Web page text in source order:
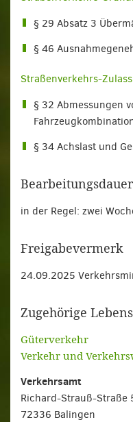
§ 29 Absatz 3
§ 46
Straßenverkehrs-
§ 32 Abmessungen
§ 34 Achslast und
Bearbeitungsdauer
in der Regel: zwei
Freigabevermerk
24.09.2025
Zugehörige
Güterverkehr
Verkehr und
Verkehrsamt
Richard-Strauß-Straße
72336 Balingen